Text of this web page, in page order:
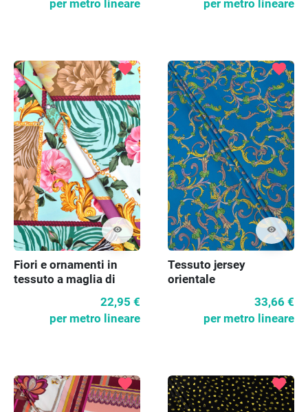
per metro lineare per metro lineare
visibility
favorite
Fiori e ornamenti in
tessuto a maglia di
22,95 €
per metro lineare
visibility
favorite
Tessuto jersey
orientale
33,66 €
per metro lineare
favorite favorite